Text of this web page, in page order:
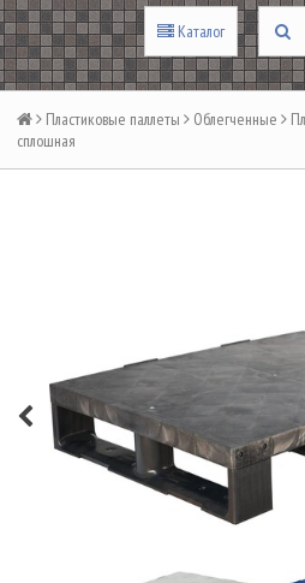
Каталог
Пластиковые паллеты Облегченные
сплошная